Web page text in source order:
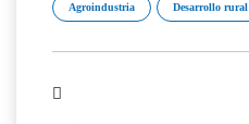
Agroindustria Desarrollo rural